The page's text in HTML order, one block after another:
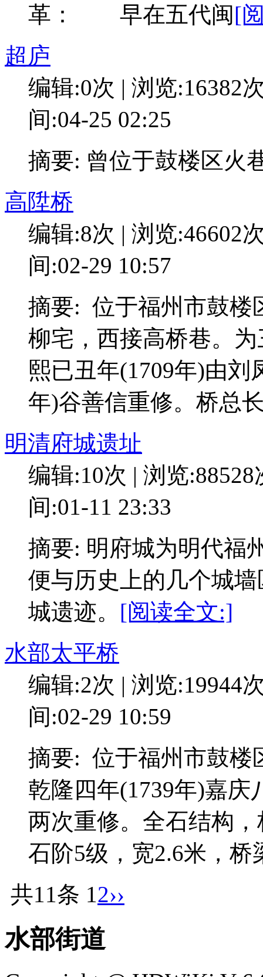
革： 早在五代闽[
超庐
编辑:0次 | 浏览:16382
间:04-25 02:25
摘要: 曾位于鼓楼区火
高陞桥
编辑:8次 | 浏览:46602
间:02-29 10:57
摘要: 位于福州市鼓楼
柳宅，西接高桥巷。
熙已丑年(1709年)由刘
年)谷善信重修。桥总
明清府城遗址
编辑:10次 | 浏览:88528
间:01-11 23:33
摘要: 明府城为明代福
便与历史上的几个城
城遗迹。 [阅读全文:]
水部太平桥
编辑:2次 | 浏览:19944
间:02-29 10:59
摘要: 位于福州市鼓楼
乾隆四年(1739年)嘉庆
两次重修。全石结构
石阶5级，宽2.6米，桥
共11条 12››
水部街道